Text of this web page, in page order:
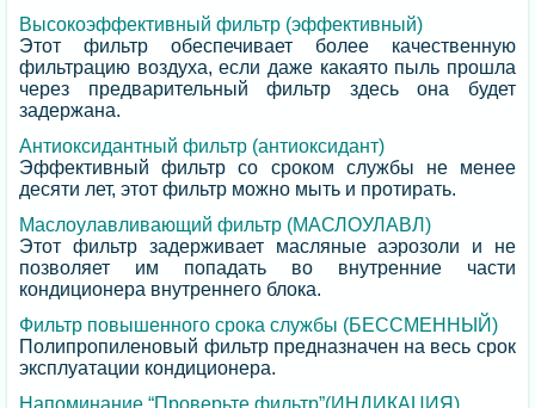
Высокоэффективный фильтр (эффективный)
Этот фильтр обеспечивает более качественную
фильтрацию воздуха, если даже какаято пыль прошла
через предварительный фильтр здесь она будет
задержана.
Антиоксидантный фильтр (антиоксидант)
Эффективный фильтр со сроком службы не менее
десяти лет, этот фильтр можно мыть и протирать.
Маслоулавливающий фильтр (МАСЛОУЛАВЛ)
Этот фильтр задерживает масляные аэрозоли и не
позволяет им попадать во внутренние части
кондиционера внутреннего блока.
Фильтр повышенного срока службы (БЕССМЕННЫЙ)
Полипропиленовый фильтр предназначен на весь срок
эксплуатации кондиционера.
Напоминание “Проверьте фильтр”(ИНДИКАЦИЯ)